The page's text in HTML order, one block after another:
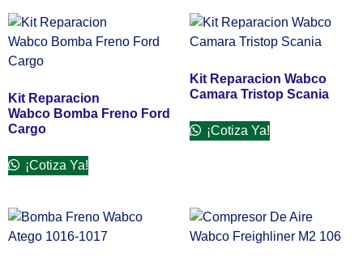
Kit Reparacion
Wabco Bomba Freno Ford
Cargo
¡Cotiza Ya!
Kit Reparacion Wabco
Camara Tristop Scania
¡Cotiza Ya!